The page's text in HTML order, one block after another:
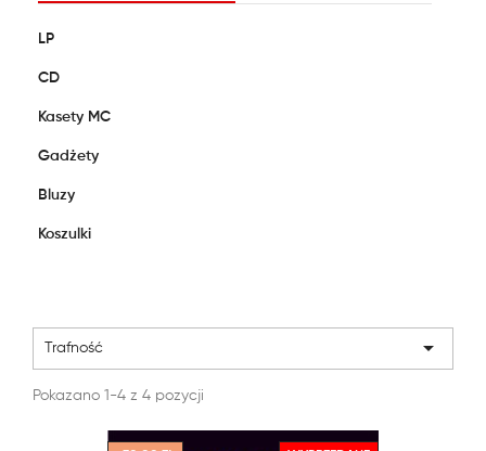
LP
CD
Kasety MC
Gadżety
Bluzy
Koszulki
Trafność 
Pokazano 1-4 z 4 pozycji